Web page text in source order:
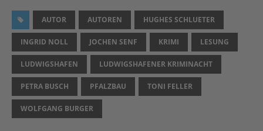
AUTOR AUTOREN HUGHES SCHLUETER
INGRID NOLL JOCHEN SENF KRIMI LESUNG
LUDWIGSHAFEN LUDWIGSHAFENER KRIMINACHT
PETRA BUSCH PFALZBAU TONI FELLER
WOLFGANG BURGER